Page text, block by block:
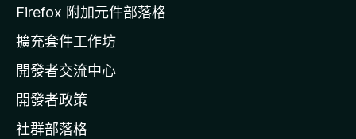
l
a
官
網
Firefox 附加元件部落格
擴充套件工作坊
開發者交流中心
開發者政策
社群部落格